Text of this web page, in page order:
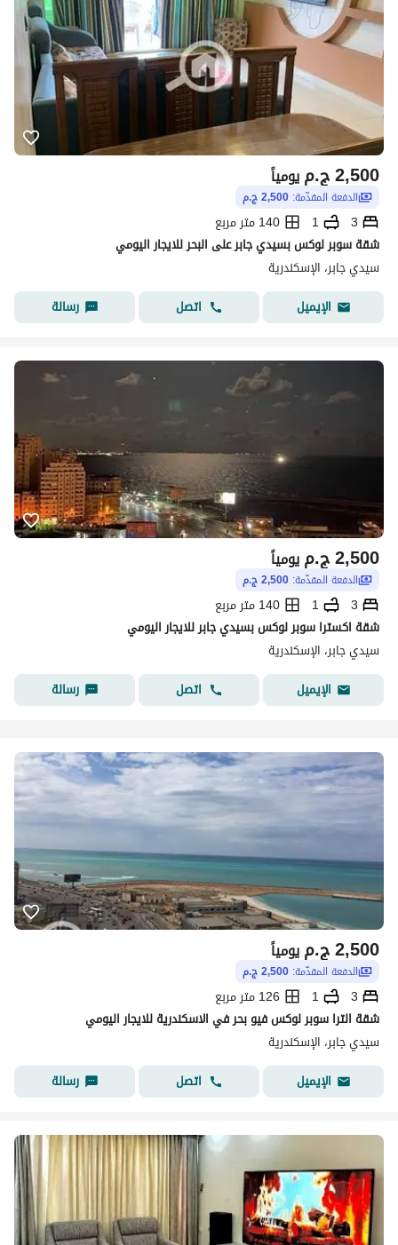
ج.م2,500 يومياً
الدفعة المقدّمة: 2,500 ج.م
3
1
140 متر مربع
شقة سوبر لوكس بسيدي جابر على البحر للايجار اليومي
سيدي جابر، الإسكندرية
الإيميل
اتصل رسالة
ج.م2,500 يومياً
الدفعة المقدّمة: 2,500 ج.م
3
1
140 متر مربع
شقة اكسترا سوبر لوكس بسيدي جابر للايجار اليومي
سيدي جابر، الإسكندرية
الإيميل
اتصل رسالة
ج.م2,500 يومياً
الدفعة المقدّمة: 2,500 ج.م
3
1
126 متر مربع
شقة الترا سوبر لوكس فيو بحر في الاسكندرية للايجار اليومي
سيدي جابر، الإسكندرية
الإيميل
اتصل رسالة